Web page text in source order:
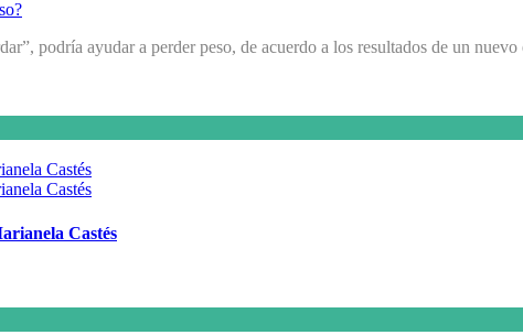
podría ayudar a perder peso, de acuerdo a los resultados de un
Castés